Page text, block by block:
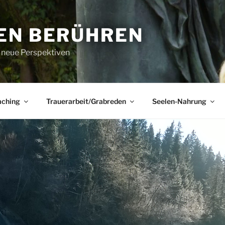
BERÜHREN
Perspektiven
Trauerarbeit/Grabreden Seelen-Nahrung